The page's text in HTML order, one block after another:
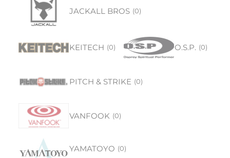
JACKALL BROS (0)
KEITECH (0) O.S.P. (0)
PITCH & STRIKE (0)
VANFOOK (0)
YAMATOYO (0)